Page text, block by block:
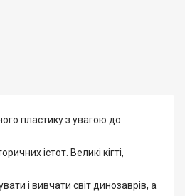
пластику з увагою до
істот. Великі кігті,
і вивчати світ динозаврів, а